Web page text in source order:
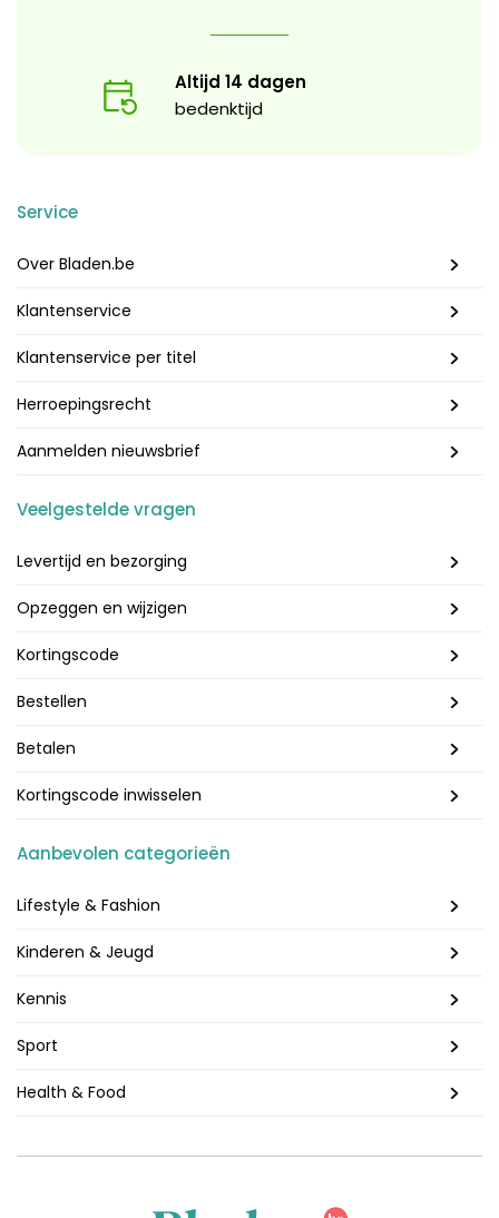
Altijd 14 dagen
bedenktijd
Service
Over Bladen.be
Klantenservice
Klantenservice per titel
Herroepingsrecht
Aanmelden nieuwsbrief
Veelgestelde vragen
Levertijd en bezorging
Opzeggen en wijzigen
Kortingscode
Bestellen
Betalen
Kortingscode inwisselen
Aanbevolen categorieën
Lifestyle & Fashion
Kinderen & Jeugd
Kennis
Sport
Health & Food